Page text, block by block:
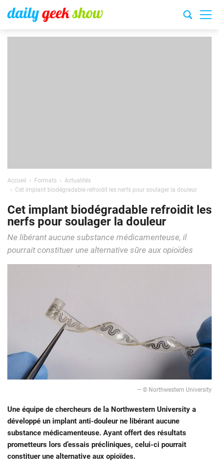
Accueil Formats
Actualités
Cet implant biodégradable refroidit les nerfs pour soulager la douleur
Cet implant biodégradable refroidit les
nerfs pour soulager la douleur
Ne libérant aucune substance médicamenteuse, il
pourrait constituer une alternative sûre aux opioïdes
— © Northwestern University
Une équipe de chercheurs de la Northwestern University a
développé un implant anti-douleur ne libérant aucune
substance médicamenteuse. Ayant offert des résultats
prometteurs lors d’essais précliniques, celui-ci pourrait
constituer une alternative aux opioïdes.